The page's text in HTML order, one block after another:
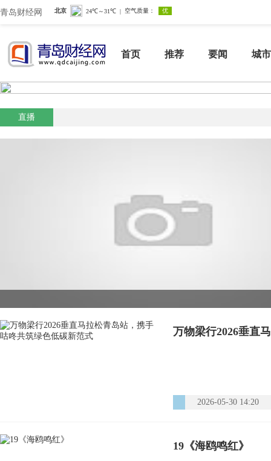
青岛财经网
首页 推荐 要闻 城市
直播
万物梁行2026垂直
2026-05-30 14:20
19《海鸥鸣红》